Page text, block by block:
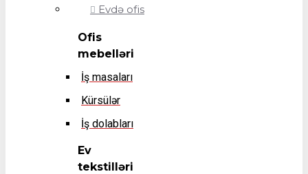
Evdə ofis
Ofis
mebelləri
İş masaları
Kürsülər
İş dolabları
Ev
tekstilləri